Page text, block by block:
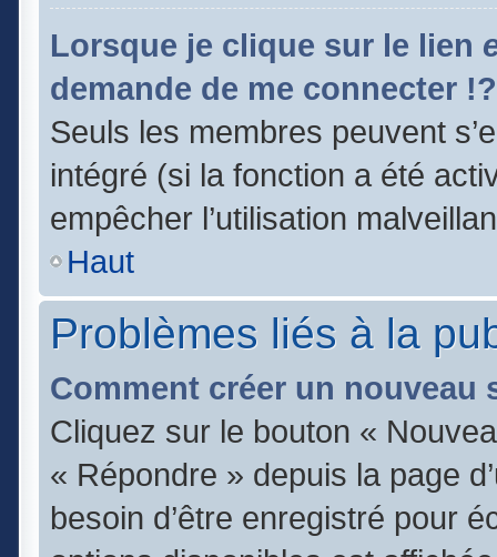
Lorsque je clique sur le lien
demande de me connecter !?
Seuls les membres peuvent
intégré (si la fonction a été
empêcher l’utilisation
Haut
Problèmes liés à la
Comment créer un nouveau
Cliquez sur le bouton «
« Répondre » depuis la page
besoin d’être enregistré pour